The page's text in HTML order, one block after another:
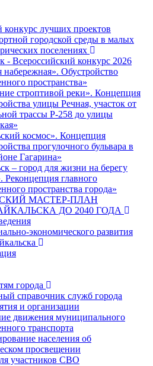
конкурс лучших проектов
городской среды в малых
поселениях
- Всероссийский конкурс 2026
набережная». Обустройство
пространства»
строптивой реки». Концепция
улицы Речная, участок от
трассы Р-258 до улицы
космос». Концепция
прогулочного бульвара в
Гагарина»
– город для жизни на берегу
Реконцепция главного
пространства города»
МАСТЕР-ПЛАН
ДО 2040 ГОДА
экономического развития
города
справочник служб города
и организации
движения муниципального
транспорта
населения об
просвещении
участников СВО